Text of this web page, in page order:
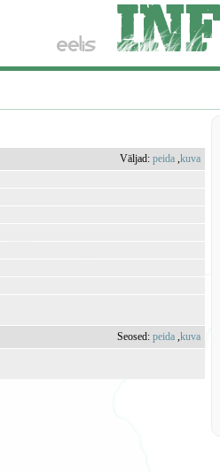
Väljad:peida ,kuva
Seosed:peida ,kuva